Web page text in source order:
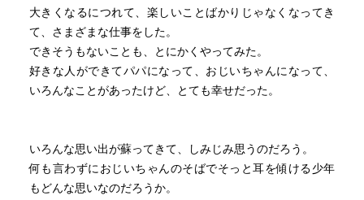
大きくなるにつれて、楽しいことばかりじゃなくなってき
て、さまざまな仕事をした。
できそうもないことも、とにかくやってみた。
好きな人ができてパパになって、おじいちゃんになって、
いろんなことがあったけど、とても幸せだった。
いろんな思い出が蘇ってきて、しみじみ思うのだろう。
何も言わずにおじいちゃんのそばでそっと耳を傾ける少年
もどんな思いなのだろうか。